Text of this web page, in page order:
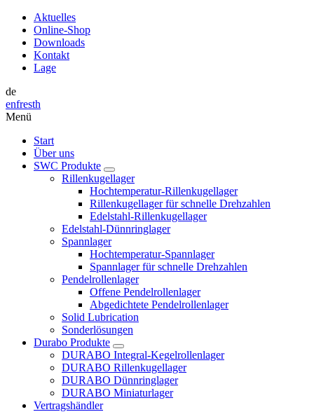
Aktuelles
Online-Shop
Downloads
Kontakt
Lage
de
enfresth
Menü
Start
Über uns
SWC Produkte
Rillenkugellager
Hochtemperatur-Rillenkugellager
Rillenkugellager für schnelle Drehzahlen
Edelstahl-Rillenkugellager
Edelstahl-Dünnringlager
Spannlager
Hochtemperatur-Spannlager
Spannlager für schnelle Drehzahlen
Pendelrollenlager
Offene Pendelrollenlager
Abgedichtete Pendelrollenlager
Solid Lubrication
Sonderlösungen
Durabo Produkte
DURABO Integral-Kegelrollenlager
DURABO Rillenkugellager
DURABO Dünnringlager
DURABO Miniaturlager
Vertragshändler